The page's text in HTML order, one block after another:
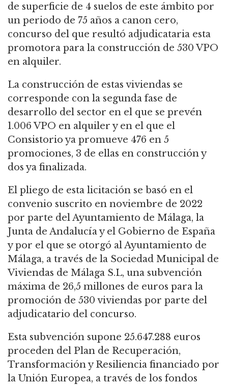
de superficie de 4 suelos de este ámbito por
un periodo de 75 años a canon cero,
concurso del que resultó adjudicataria esta
promotora para la construcción de 530 VPO
en alquiler.
La construcción de estas viviendas se
corresponde con la segunda fase de
desarrollo del sector en el que se prevén
1.006 VPO en alquiler y en el que el
Consistorio ya promueve 476 en 5
promociones, 3 de ellas en construcción y
dos ya finalizada.
El pliego de esta licitación se basó en el
convenio suscrito en noviembre de 2022
por parte del Ayuntamiento de Málaga, la
Junta de Andalucía y el Gobierno de España
y por el que se otorgó al Ayuntamiento de
Málaga, a través de la Sociedad Municipal de
Viviendas de Málaga S.L, una subvención
máxima de 26,5 millones de euros para la
promoción de 530 viviendas por parte del
adjudicatario del concurso.
Esta subvención supone 25.647.288 euros
proceden del Plan de Recuperación,
Transformación y Resiliencia financiado por
la Unión Europea, a través de los fondos